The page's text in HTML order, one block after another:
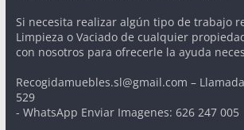
Si necesita realizar algún tipo de trabajo
Limpieza o Vaciado de cualquier
con nosotros para ofrecerle la ayuda
Recogidamuebles.sl@gmail.com –
529
- WhatsApp Enviar Imagenes: 626 247 005